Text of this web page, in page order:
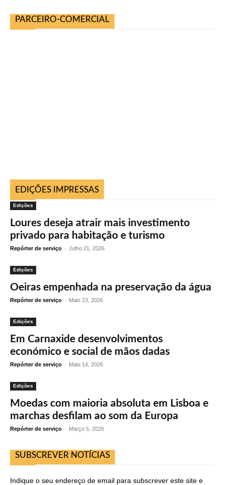
PARCEIRO-COMERCIAL
EDIÇÕES IMPRESSAS
Edições
Loures deseja atrair mais investimento
privado para habitação e turismo
Repórter de serviço - Julho 21, 2026
Edições
Oeiras empenhada na preservação da água
Repórter de serviço - Maio 23, 2026
Edições
Em Carnaxide desenvolvimentos
económico e social de mãos dadas
Repórter de serviço - Maio 14, 2026
Edições
Moedas com maioria absoluta em Lisboa e
marchas desfilam ao som da Europa
Repórter de serviço - Março 5, 2026
SUBSCREVER NOTÍCIAS
Indique o seu endereço de email para subscrever este site e